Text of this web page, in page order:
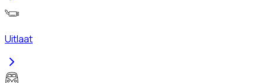
Uitlaat